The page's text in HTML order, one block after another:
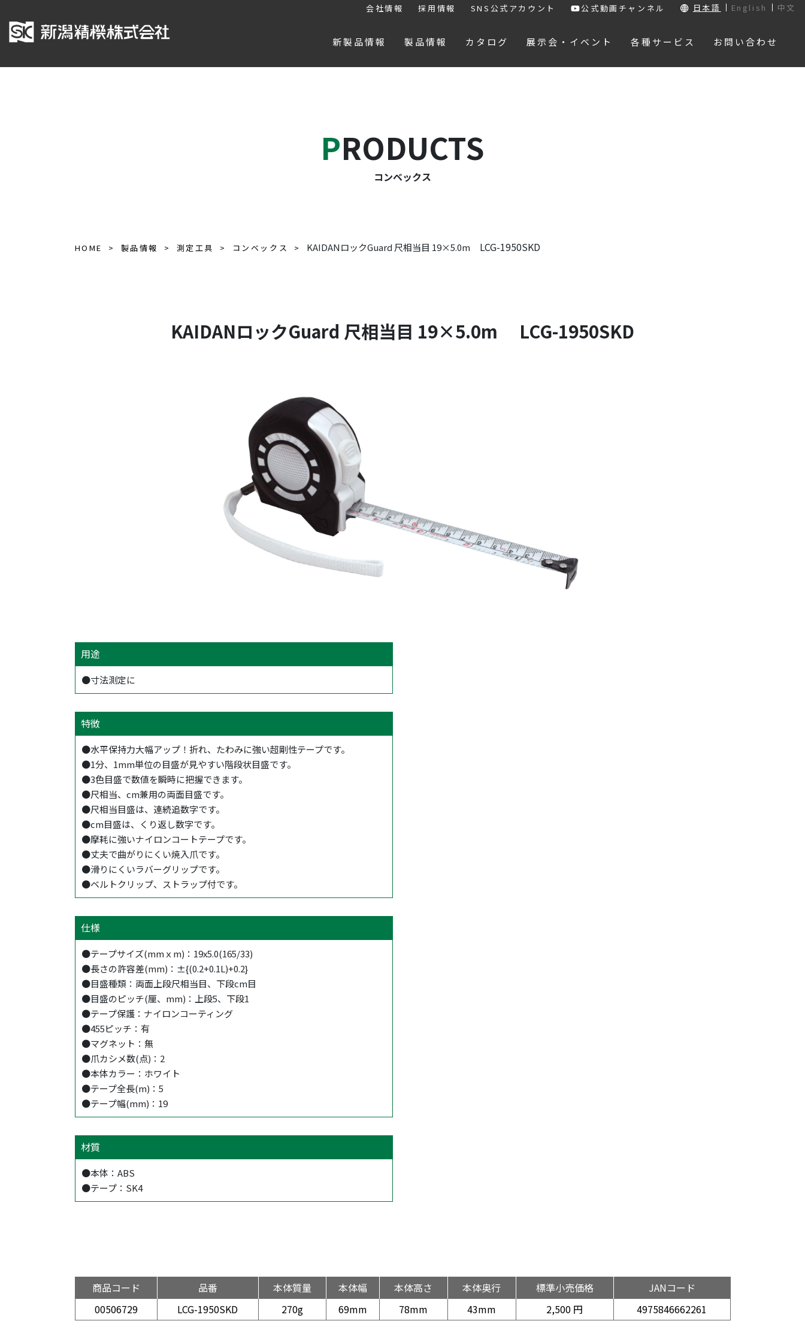
会社情報 採用情報 SNS公式アカウント 公式動画チャンネル 日本語 English 中文
新製品情報 製品情報 カタログ 展示会・イベント 各種サービス お問い合わせ
PRODUCTS
コンベックス
HOME 製品情報 測定工具 コンベックス KAIDANロックGuard 尺相当目 19×5.0m LCG-1950SKD
KAIDANロックGuard 尺相当目 19×5.0m LCG-1950SKD
用途
●寸法測定に
特徴
●水平保持力大幅アップ！折れ、たわみに強い超剛性テープです。
●1分、1mm単位の目盛が見やすい階段状目盛です。
●3色目盛で数値を瞬時に把握できます。
●尺相当、cm兼用の両面目盛です。
●尺相当目盛は、連続追数字です。
●cm目盛は、くり返し数字です。
●摩耗に強いナイロンコートテープです。
●丈夫で曲がりにくい焼入爪です。
●滑りにくいラバーグリップです。
●ベルトクリップ、ストラップ付です。
仕様
●テープサイズ(mmｘm)：19x5.0(165/33)
●長さの許容差(mm)：±{(0.2+0.1L)+0.2}
●目盛種類：両面上段尺相当目、下段cm目
●目盛のピッチ(厘、mm)：上段5、下段1
●テープ保護：ナイロンコーティング
●455ピッチ：有
●マグネット：無
●爪カシメ数(点)：2
●本体カラー：ホワイト
●テープ全長(m)：5
●テープ幅(mm)：19
材質
●本体：ABS
●テープ：SK4
商品コード 品番 本体質量 本体幅 本体高さ 本体奥行 標準小売価格
JANコード
00506729
LCG-1950SKD 270g 69mm 78mm 43mm 2,500 円 4975846662261